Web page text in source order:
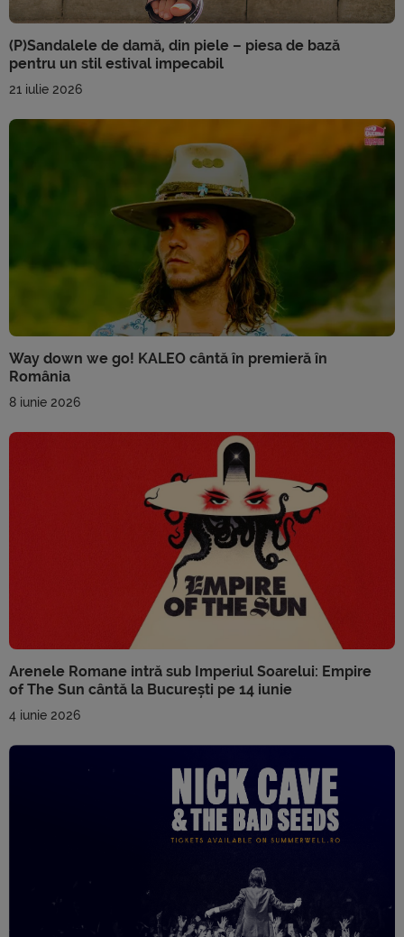
(P)Sandalele de damă, din piele – piesa de bază
pentru un stil estival impecabil
21 iulie 2026
Way down we go! KALEO cântă în premieră în
România
8 iunie 2026
Arenele Romane intră sub Imperiul Soarelui: Empire
of The Sun cântă la București pe 14 iunie
4 iunie 2026